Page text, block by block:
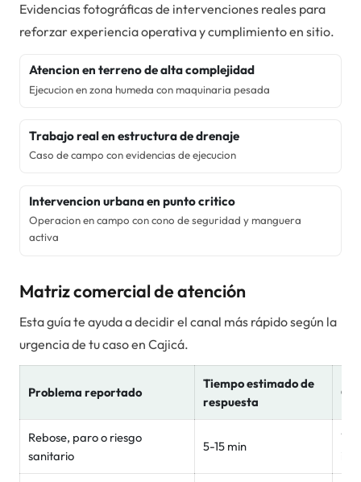
Evidencias fotográficas de intervenciones reales para
reforzar experiencia operativa y cumplimiento en sitio.
Atencion en terreno de alta complejidad
Ejecucion en zona humeda con maquinaria pesada
Trabajo real en estructura de drenaje
Caso de campo con evidencias de ejecucion
Intervencion urbana en punto critico
Operacion en campo con cono de seguridad y manguera
activa
Matriz comercial de atención
Esta guía te ayuda a decidir el canal más rápido según la
urgencia de tu caso en Cajicá.
Problema reportado
Tiempo estimado de
respuesta
Rebose, paro o riesgo
sanitario
5-15 min